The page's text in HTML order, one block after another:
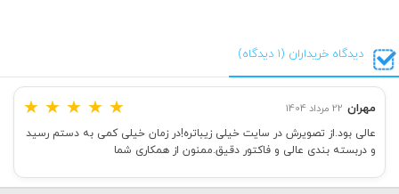
دیدگاه خریداران (1 دیدگاه)
مهران 22 مرداد 1404 ★ ★ ★ ★ ★
عالی بود.از تصویرش در سایت خیلی زیباتره!در زمان خیلی کمی به دستم رسید
و دربسته بندی عالی و فاکتور دقیق.ممنون از همکاری شما